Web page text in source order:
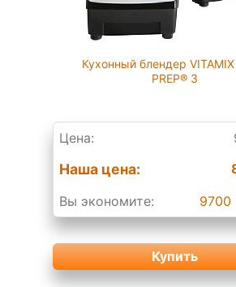
Кухонный блендер
PREP® 3
Цена:
Наша цена:
Вы экономите:
9700
Купить